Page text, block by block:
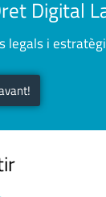
Digital
legals i